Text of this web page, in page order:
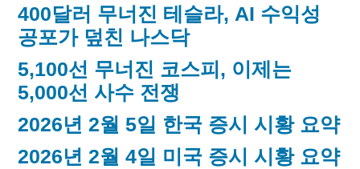
400달러 무너진 테슬라, AI 수익성
공포가 덮친 나스닥
5,100선 무너진 코스피, 이제는
5,000선 사수 전쟁
2026년 2월 5일 한국 증시 시황 요약
2026년 2월 4일 미국 증시 시황 요약